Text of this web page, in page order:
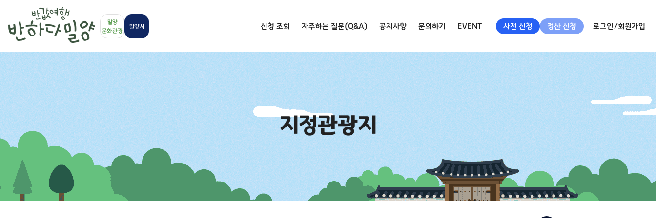
밀양
문화관광
밀양시 신청 조회 자주하는 질문(Q&A) 공지사항 문의하기 EVENT 사전 신청 정산 신청 로그인/회원가입
지정관광지